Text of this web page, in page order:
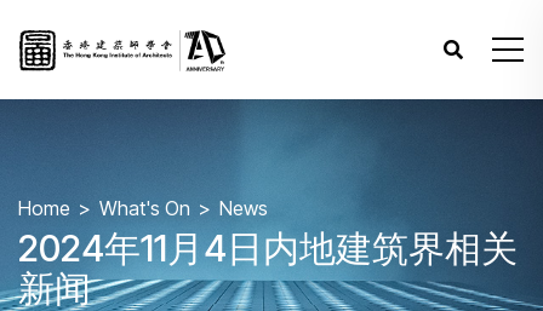
Home What's On News
2024年11月4日内地建筑界相关
新闻